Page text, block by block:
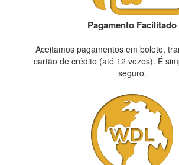
Pagamento Facilitado
Aceitamos pagamentos em boleto,
cartão de crédito (até 12 vezes). É
seguro.